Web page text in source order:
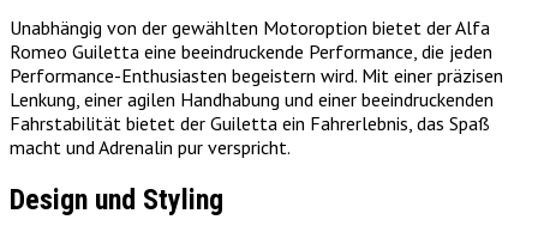
Unabhängig von der gewählten Motoroption bietet der Alfa
Romeo Guiletta eine beeindruckende Performance, die jeden
Performance-Enthusiasten begeistern wird. Mit einer präzisen
Lenkung, einer agilen Handhabung und einer beeindruckenden
Fahrstabilität bietet der Guiletta ein Fahrerlebnis, das Spaß
macht und Adrenalin pur verspricht.
Design und Styling